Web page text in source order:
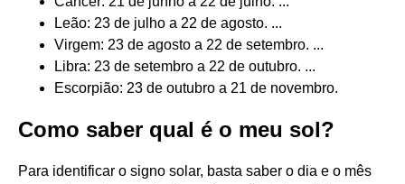
Leão: 23 de julho a 22 de agosto. ...
Virgem: 23 de agosto a 22 de setembro. ...
Libra: 23 de setembro a 22 de outubro. ...
Escorpião: 23 de outubro a 21 de novembro.
Como saber qual é o meu sol?
Para identificar o signo solar, basta saber o dia e o mês